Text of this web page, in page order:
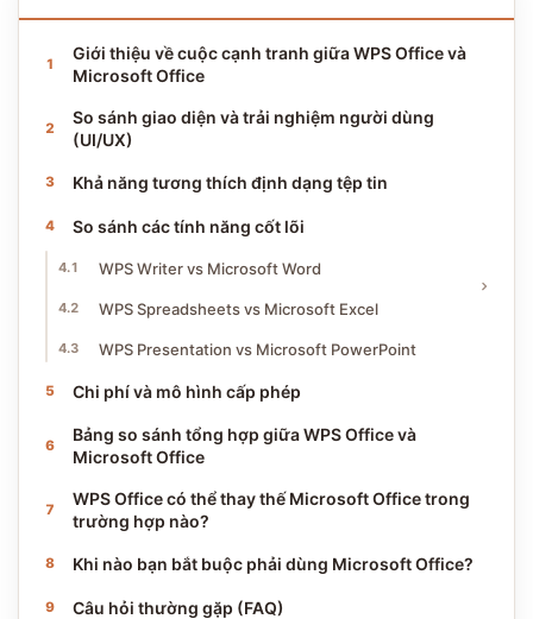
Giới thiệu về cuộc cạnh tranh giữa WPS Office và
Microsoft Office
So sánh giao diện và trải nghiệm người dùng
(UI/UX)
Khả năng tương thích định dạng tệp tin
So sánh các tính năng cốt lõi
WPS Writer vs Microsoft Word
WPS Spreadsheets vs Microsoft Excel
WPS Presentation vs Microsoft PowerPoint
Chi phí và mô hình cấp phép
Bảng so sánh tổng hợp giữa WPS Office và
Microsoft Office
WPS Office có thể thay thế Microsoft Office trong
trường hợp nào?
Khi nào bạn bắt buộc phải dùng Microsoft Office?
Câu hỏi thường gặp (FAQ)